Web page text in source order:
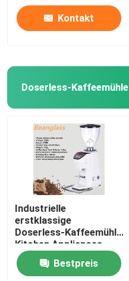
Kontakt
Doserless-Kaffeemühle
Industrielle
erstklassige
Doserless-Kaffeemühle
Kitchen Appliances
Bestpreis